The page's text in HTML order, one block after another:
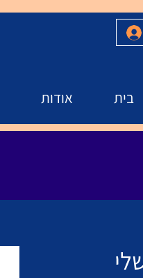
בית אודות